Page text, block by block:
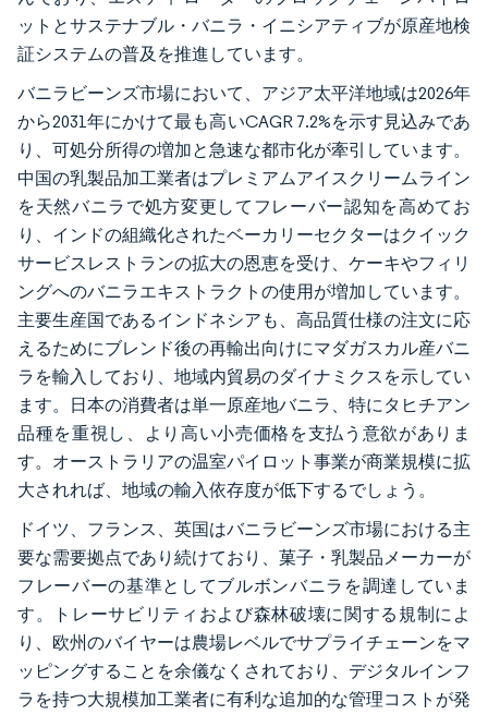
ットとサステナブル・バニラ・イニシアティブが原産地検
証システムの普及を推進しています。
バニラビーンズ市場において、アジア太平洋地域は2026年
から2031年にかけて最も高いCAGR 7.2%を示す見込みであ
り、可処分所得の増加と急速な都市化が牽引しています。
中国の乳製品加工業者はプレミアムアイスクリームライン
を天然バニラで処方変更してフレーバー認知を高めてお
り、インドの組織化されたベーカリーセクターはクイック
サービスレストランの拡大の恩恵を受け、ケーキやフィリ
ングへのバニラエキストラクトの使用が増加しています。
主要生産国であるインドネシアも、高品質仕様の注文に応
えるためにブレンド後の再輸出向けにマダガスカル産バニ
ラを輸入しており、地域内貿易のダイナミクスを示してい
ます。日本の消費者は単一原産地バニラ、特にタヒチアン
品種を重視し、より高い小売価格を支払う意欲がありま
す。オーストラリアの温室パイロット事業が商業規模に拡
大されれば、地域の輸入依存度が低下するでしょう。
ドイツ、フランス、英国はバニラビーンズ市場における主
要な需要拠点であり続けており、菓子・乳製品メーカーが
フレーバーの基準としてブルボンバニラを調達していま
す。トレーサビリティおよび森林破壊に関する規制によ
り、欧州のバイヤーは農場レベルでサプライチェーンをマ
ッピングすることを余儀なくされており、デジタルインフ
ラを持つ大規模加工業者に有利な追加的な管理コストが発